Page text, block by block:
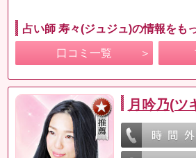
占い師 寿々(ジュジュ)の情報をも
口コミ一覧
月吟乃(ツ